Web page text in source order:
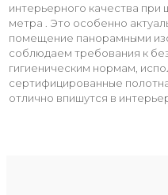
интерьерного качества при
метра . Это особенно
помещение панорамными
соблюдаем требования к
гигиеническим нормам,
сертифицированные
отлично впишутся в